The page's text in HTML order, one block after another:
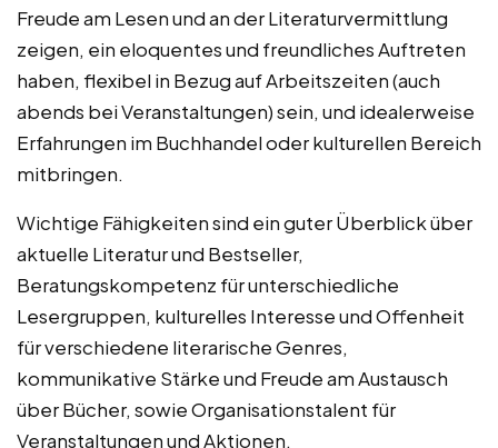
Freude am Lesen und an der Literaturvermittlung
zeigen, ein eloquentes und freundliches Auftreten
haben, flexibel in Bezug auf Arbeitszeiten (auch
abends bei Veranstaltungen) sein, und idealerweise
Erfahrungen im Buchhandel oder kulturellen Bereich
mitbringen.
Wichtige Fähigkeiten sind ein guter Überblick über
aktuelle Literatur und Bestseller,
Beratungskompetenz für unterschiedliche
Lesergruppen, kulturelles Interesse und Offenheit
für verschiedene literarische Genres,
kommunikative Stärke und Freude am Austausch
über Bücher, sowie Organisationstalent für
Veranstaltungen und Aktionen.